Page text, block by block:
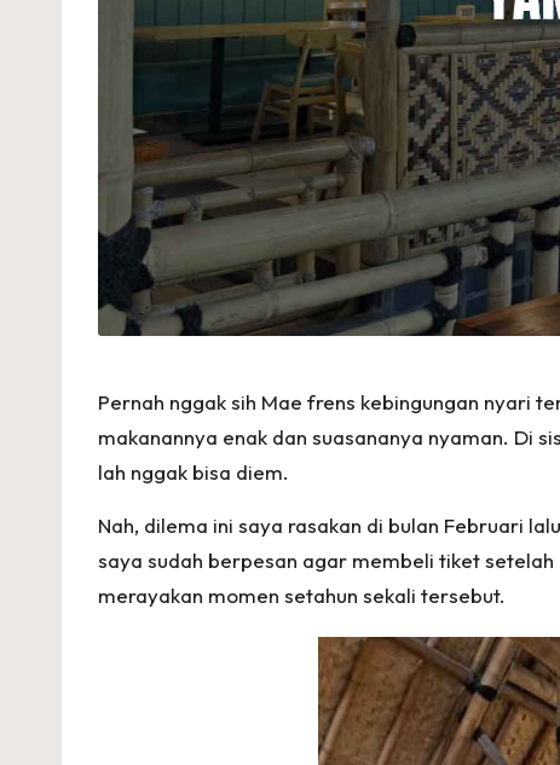
Pernah nggak sih Mae frens kebingungan nyari
makanannya enak dan suasananya nyaman. Di
lah nggak bisa diem.
Nah, dilema ini saya rasakan di bulan Februari
saya sudah berpesan agar membeli tiket
merayakan momen setahun sekali tersebut.